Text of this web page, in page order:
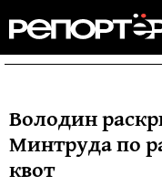
Володин
Минтруда по
квот